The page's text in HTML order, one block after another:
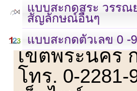
แบบสะกดสระ วรรณ
สัญลักษณ์อื่นๆ
แบบสะกดตัวเลข 0 -9
เลขที่ 23 ชั้น
เขตพระนคร
โทร. 0-2281-